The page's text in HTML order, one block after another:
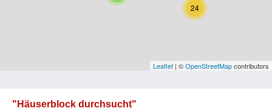
Vorarlberg
24
Leaflet | ©OpenStreetMapcontributors
"Häuserblock durchsucht"